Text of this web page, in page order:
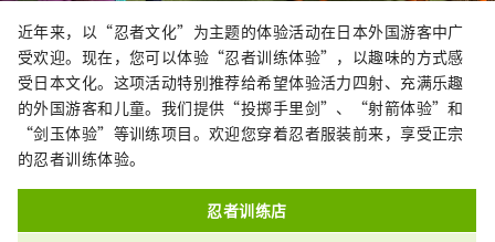
近年来，以“忍者文化”为主题的体验活动在日本外国游客中广
受欢迎。现在，您可以体验“忍者训练体验”，以趣味的方式感
受日本文化。这项活动特别推荐给希望体验活力四射、充满乐趣
的外国游客和儿童。我们提供“投掷手里剑”、“射箭体验”和
“剑玉体验”等训练项目。欢迎您穿着忍者服装前来，享受正宗
的忍者训练体验。
忍者训练店